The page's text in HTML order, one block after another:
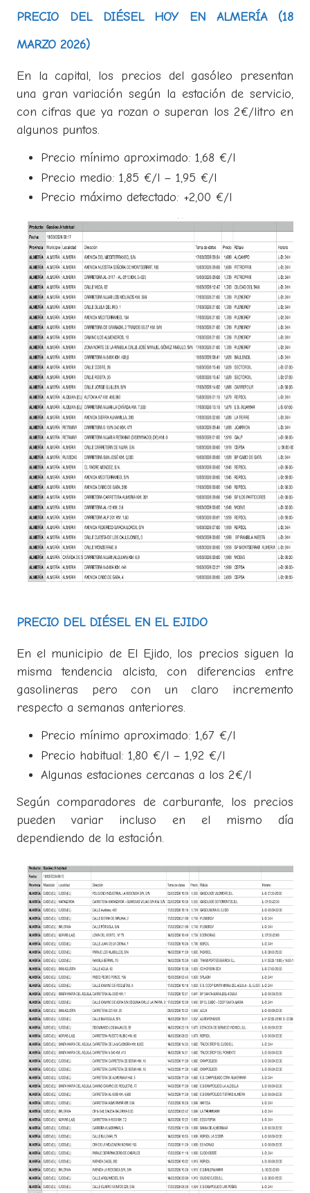
PRECIO DEL DIÉSEL HOY EN ALMERÍA (18
MARZO 2026)
En la capital, los precios del gasóleo presentan
una gran variación según la estación de servicio,
con cifras que ya rozan o superan los 2€/litro en
algunos puntos.
Precio mínimo aproximado: 1,68 €/l
Precio medio: 1,85 €/l – 1,95 €/l
Precio máximo detectado: +2,00 €/l
PRECIO DEL DIÉSEL EN EL EJIDO
En el municipio de El Ejido, los precios siguen la
misma tendencia alcista, con diferencias entre
gasolineras pero con un claro incremento
respecto a semanas anteriores.
Precio mínimo aproximado: 1,67 €/l
Precio habitual: 1,80 €/l – 1,92 €/l
Algunas estaciones cercanas a los 2€/l
Según comparadores de carburante, los precios
pueden variar incluso en el mismo día
dependiendo de la estación.